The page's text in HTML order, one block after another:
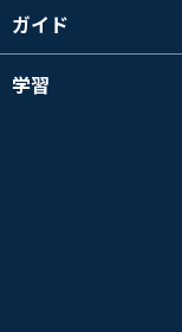
ガイド
学習